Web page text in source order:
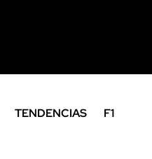
TENDENCIAS
F1